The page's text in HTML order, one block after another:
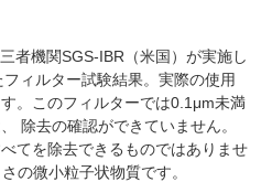
者機関SGS-IBR（米国）が実施し
ィルター試験結果。実際の使用
。このフィルターでは0.1μm未満
除去の確認ができていません。
てを除去できるものではありませ
の微小粒子状物質です。